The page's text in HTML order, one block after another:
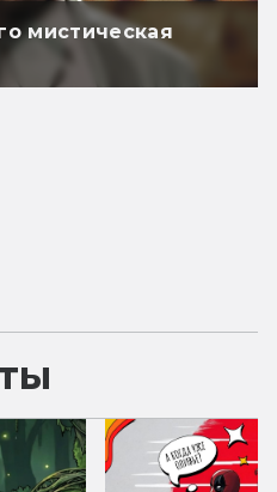
мистическая